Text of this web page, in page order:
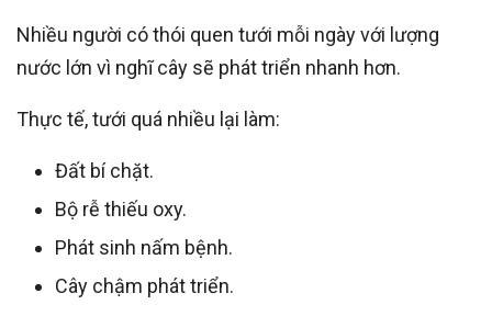
Nhiều người có thói quen tưới mỗi ngày với lượng
nước lớn vì nghĩ cây sẽ phát triển nhanh hơn.
Thực tế, tưới quá nhiều lại làm:
Đất bí chặt.
Bộ rễ thiếu oxy.
Phát sinh nấm bệnh.
Cây chậm phát triển.